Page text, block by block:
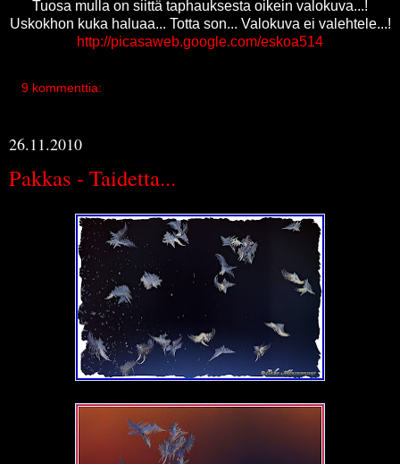
Tuosa mulla on siittä taphauksesta oikein valokuva...!
Uskokhon kuka haluaa... Totta son... Valokuva ei valehtele...!
http://picasaweb.google.com/eskoa514
9 kommenttia:
26.11.2010
Pakkas - Taidetta...